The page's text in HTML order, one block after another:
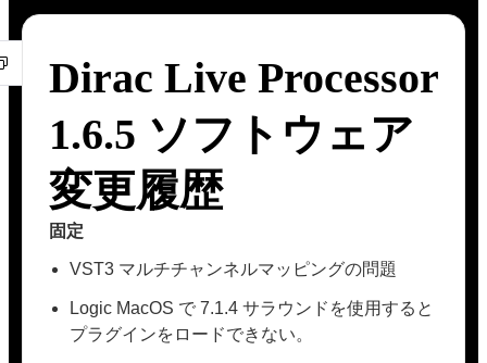
Dirac Live Processor
1.6.5 ソフトウェア
変更履歴
固定
VST3 マルチチャンネルマッピングの問題
Logic MacOS で 7.1.4 サラウンドを使用すると
プラグインをロードできない。